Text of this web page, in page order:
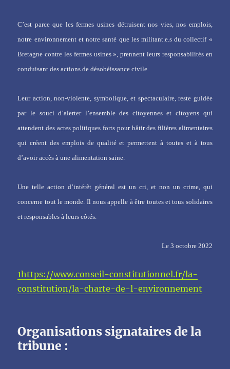
C’est parce que les fermes usines détruisent nos vies, nos emplois,
notre environnement et notre santé que les militant.e.s du collectif «
Bretagne contre les fermes usines », prennent leurs responsabilités en
conduisant des actions de désobéissance civile.
Leur action, non-violente, symbolique, et spectaculaire, reste guidée
par le souci d’alerter l’ensemble des citoyennes et citoyens qui
attendent des actes politiques forts pour bâtir des filières alimentaires
qui créent des emplois de qualité et permettent à toutes et à tous
d’avoir accès à une alimentation saine.
Une telle action d’intérêt général est un cri, et non un crime, qui
concerne tout le monde. Il nous appelle à être toutes et tous solidaires
et responsables à leurs côtés.
Le 3 octobre 2022
1https://www.conseil-constitutionnel.fr/la-
constitution/la-charte-de-l-environnement
Organisations signataires de la
tribune :